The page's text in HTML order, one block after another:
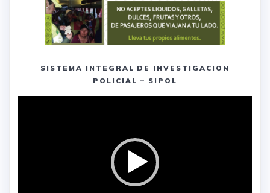
SISTEMA INTEGRAL DE INVESTIGACION
POLICIAL – SIPOL